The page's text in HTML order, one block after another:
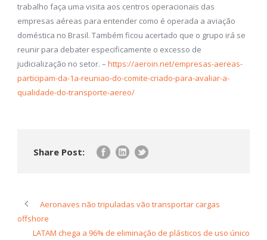
trabalho faça uma visita aos centros operacionais das
empresas aéreas para entender como é operada a aviação
doméstica no Brasil. Também ficou acertado que o grupo irá se
reunir para debater especificamente o excesso de
judicialização no setor. – https://aeroin.net/empresas-aereas-
participam-da-1a-reuniao-do-comite-criado-para-avaliar-a-
qualidade-do-transporte-aereo/
Share Post:
Aeronaves não tripuladas vão transportar cargas
offshore
LATAM chega a 96% de eliminação de plásticos de uso único